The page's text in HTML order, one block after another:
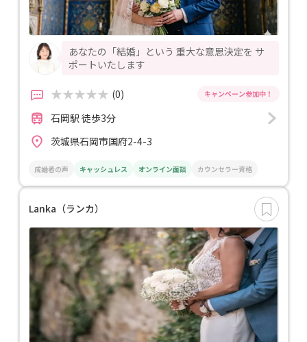
あなたの「結婚」という 重大な意思決定を サ
ポートいたします
(0)
石岡駅 徒歩3分
茨城県石岡市国府2-4-3
成婚者の声 キャッシュレス オンライン面談 カウンセラー資格
Lanka（ランカ）